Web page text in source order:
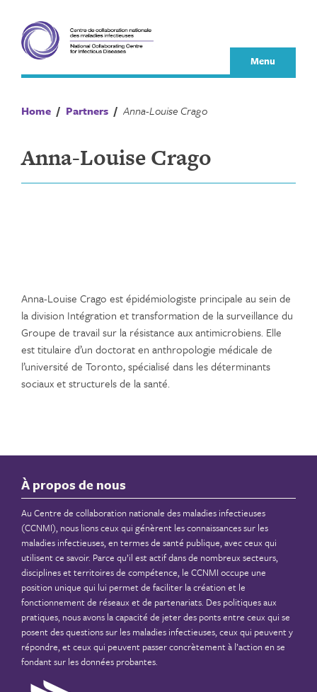
content
Menu
Home / Partners / Anna-Louise Crago
Anna-Louise Crago
Anna-Louise Crago est épidémiologiste principale au sein de
la division Intégration et transformation de la surveillance du
Groupe de travail sur la résistance aux antimicrobiens. Elle
est titulaire d’un doctorat en anthropologie médicale de
l’université de Toronto, spécialisé dans les déterminants
sociaux et structurels de la santé.
À propos de nous
Au Centre de collaboration nationale des maladies infectieuses
(CCNMI), nous lions ceux qui génèrent les connaissances sur les
maladies infectieuses, en termes de santé publique, avec ceux qui
utilisent ce savoir. Parce qu’il est actif dans de nombreux secteurs,
disciplines et territoires de compétence, le CCNMI occupe une
position unique qui lui permet de faciliter la création et le
fonctionnement de réseaux et de partenariats. Des politiques aux
pratiques, nous avons la capacité de jeter des ponts entre ceux qui se
posent des questions sur les maladies infectieuses, ceux qui peuvent y
répondre, et ceux qui peuvent passer concrètement à l’action en se
fondant sur les données probantes.